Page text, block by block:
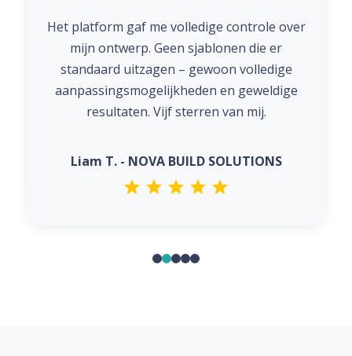
Het platform gaf me volledige controle over
mijn ontwerp. Geen sjablonen die er
standaard uitzagen – gewoon volledige
aanpassingsmogelijkheden en geweldige
resultaten. Vijf sterren van mij.
Liam T. - NOVA BUILD SOLUTIONS